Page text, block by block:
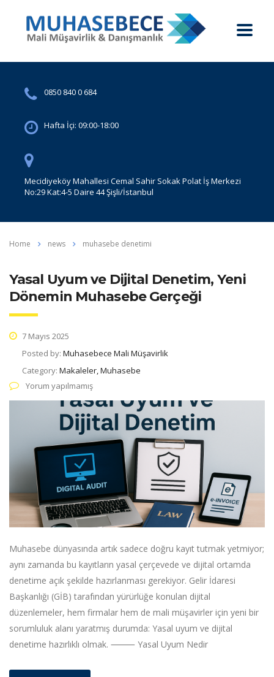
0850 840 0 684
Hafta İçi: 09:00-18:00
Mecidiyeköy Mahallesi Cemal Sahir Sokak Polat İş Merkezi
No:29 Kat:4-5 Daire 44 Şişli/İstanbul
Home news muhasebe denetimi
Yasal Uyum ve Dijital Denetim, Yeni
Dönemin Muhasebe Gerçeği
7 Mayıs 2025
Posted by: Muhasebece Mali Müşavirlik
Category: Makaleler, Muhasebe
Yorum yapılmamış
Muhasebe dünyasında artık sadece doğru kayıt tutmak yetmiyor;
aynı zamanda bu kayıtların yasal çerçevede ve dijital ortamda
denetime açık şekilde hazırlanması gerekiyor. Gelir İdaresi
Başkanlığı (GİB) tarafından yürürlüğe konulan dijital
düzenlemeler, hem firmalar hem de mali müşavirler için yeni bir
sorumluluk alanı yaratmış durumda: Yasal uyum ve dijital
denetime hazırlıklı olmak. ⸻ Yasal Uyum Nedir